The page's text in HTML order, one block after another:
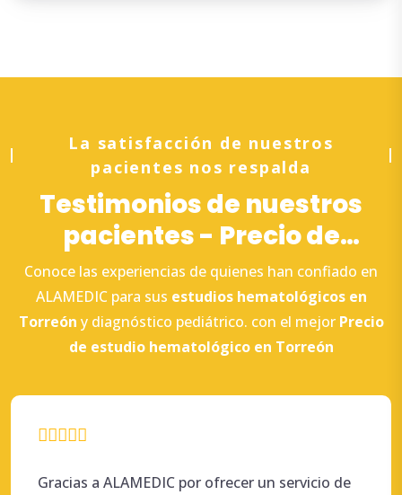
La satisfacción de nuestros
pacientes nos respalda
Testimonios de nuestros
pacientes - Precio de
estudio hematológico en
Torreón
Conoce las experiencias de quienes han confiado en
ALAMEDIC para sus estudios hematológicos en
Torreón y diagnóstico pediátrico. con el mejor Precio
de estudio hematológico en Torreón
Gracias a ALAMEDIC por ofrecer un servicio de